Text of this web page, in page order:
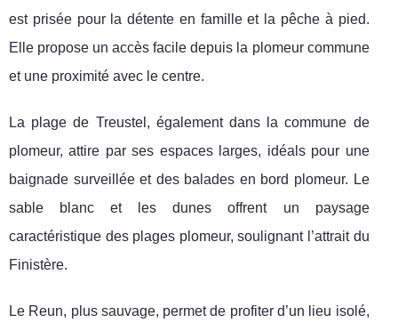
est prisée pour la détente en famille et la pêche à pied.
Elle propose un accès facile depuis la plomeur commune
et une proximité avec le centre.
La plage de Treustel, également dans la commune de
plomeur, attire par ses espaces larges, idéals pour une
baignade surveillée et des balades en bord plomeur. Le
sable blanc et les dunes offrent un paysage
caractéristique des plages plomeur, soulignant l’attrait du
Finistère.
Le Reun, plus sauvage, permet de profiter d’un lieu isolé,